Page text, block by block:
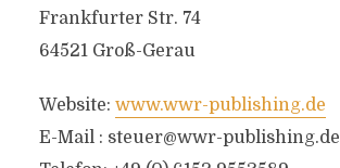
Frankfurter Str. 74
64521 Groß-Gerau
Website: www.wwr-publishing.de
E-Mail : steuer@wwr-publishing.de